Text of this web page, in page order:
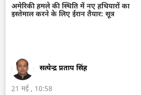
लड़ाकू वाहन
लड़ाकू विमान
​चिकित्सा
स्वास्थ्य
अमेरिकी हमले की स्थिति में नए हथियारों का
इस्तेमाल करने के लिए ईरान तैयार: सूत्र
सत्येन्द्र प्रताप सिंह
21 मई , 10:58